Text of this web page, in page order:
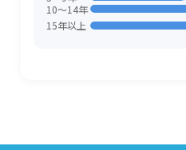
10〜14年
15年以上